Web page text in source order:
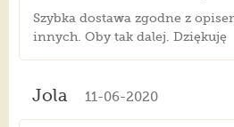
Szybka dostawa zgodne z
innych. Oby tak dalej. Dziękuję
Jola 11-06-2020